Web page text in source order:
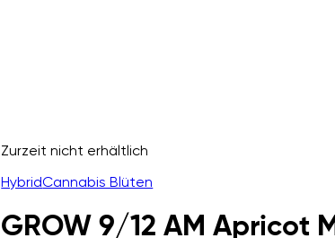
Zurzeit nicht erhältlich
HybridCannabis Blüten
GROW 9/12 AM Apricot